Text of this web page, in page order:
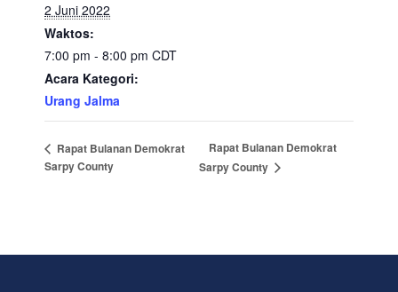
2 Juni 2022
Waktos:
7:00 pm - 8:00 pm CDT
Acara Kategori:
Urang Jalma
Rapat Bulanan Demokrat
Sarpy County
Rapat Bulanan Demokrat
Sarpy County